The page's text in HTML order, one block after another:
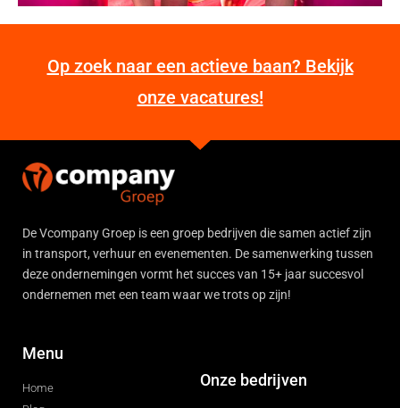
Op zoek naar een actieve baan? Bekijk
onze vacatures!
De Vcompany Groep is een groep bedrijven die samen actief zijn
in transport, verhuur en evenementen. De samenwerking tussen
deze ondernemingen vormt het succes van 15+ jaar succesvol
ondernemen met een team waar we trots op zijn!
Menu
Home
Onze bedrijven